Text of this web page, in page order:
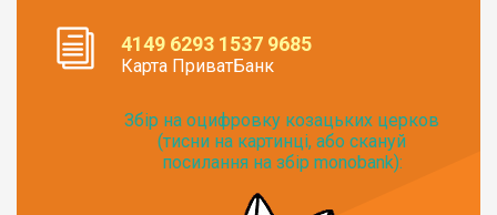
4149 6293 1537 9685
Карта ПриватБанк
Збір на оцифровку козацьких церков
(тисни на картинці, або скануй
посилання на збір monobank):